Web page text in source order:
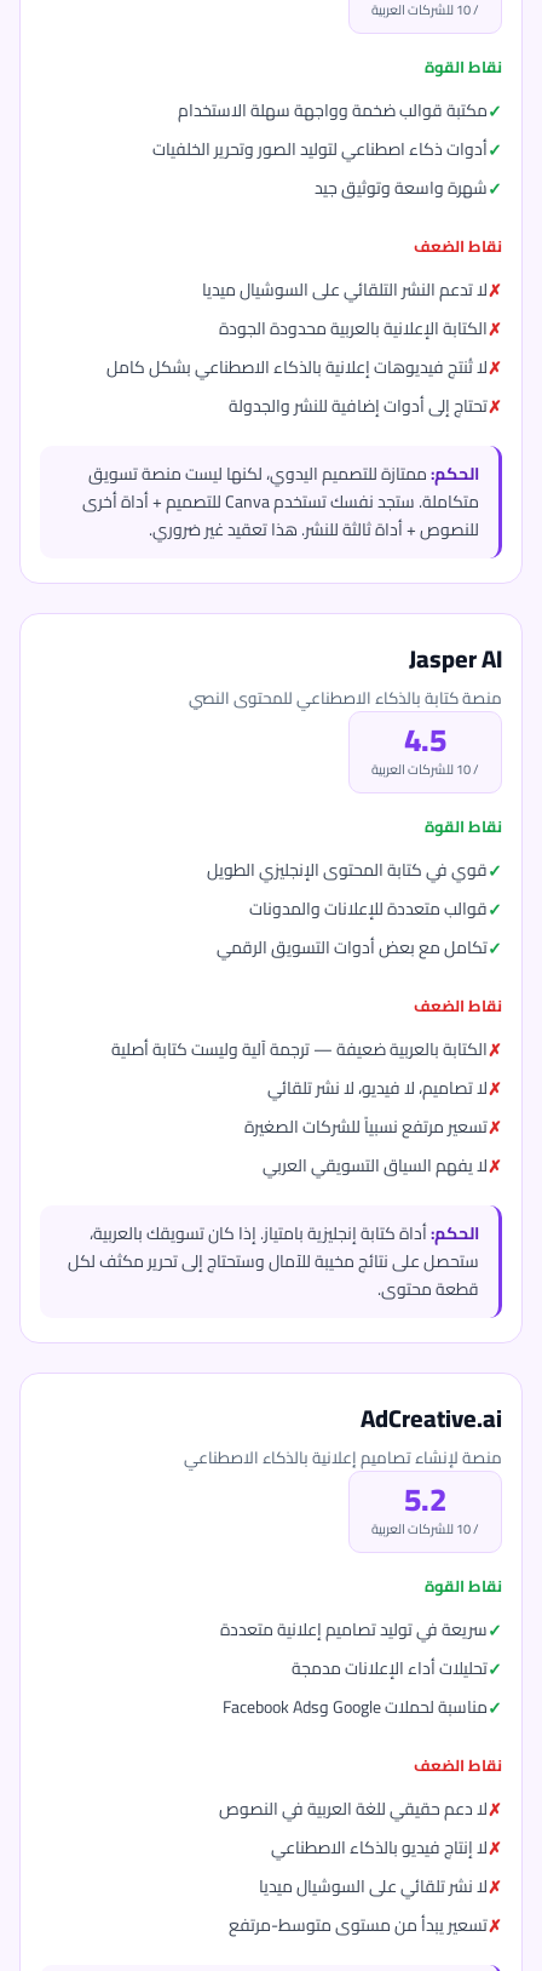
/ 10 للشركات العربية
نقاط القوة
مكتبة قوالب ضخمة وواجهة سهلة الاستخدام
أدوات ذكاء اصطناعي لتوليد الصور وتحرير الخلفيات
شهرة واسعة وتوثيق جيد
نقاط الضعف
لا تدعم النشر التلقائي على السوشيال ميديا
الكتابة الإعلانية بالعربية محدودة الجودة
لا تُنتج فيديوهات إعلانية بالذكاء الاصطناعي بشكل كامل
تحتاج إلى أدوات إضافية للنشر والجدولة
الحكم:ممتازة للتصميم اليدوي، لكنها ليست منصة تسويق
متكاملة. ستجد نفسك تستخدم Canva للتصميم + أداة أخرى
للنصوص + أداة ثالثة للنشر. هذا تعقيد غير ضروري.
Jasper AI
منصة كتابة بالذكاء الاصطناعي للمحتوى النصي
4.5 / 10 للشركات العربية
نقاط القوة
قوي في كتابة المحتوى الإنجليزي الطويل
قوالب متعددة للإعلانات والمدونات
تكامل مع بعض أدوات التسويق الرقمي
نقاط الضعف
الكتابة بالعربية ضعيفة — ترجمة آلية وليست كتابة أصلية
لا تصاميم، لا فيديو، لا نشر تلقائي
تسعير مرتفع نسبياً للشركات الصغيرة
لا يفهم السياق التسويقي العربي
الحكم:أداة كتابة إنجليزية بامتياز. إذا كان تسويقك بالعربية،
ستحصل على نتائج مخيبة للآمال وستحتاج إلى تحرير مكثف لكل
قطعة محتوى.
AdCreative.ai
منصة لإنشاء تصاميم إعلانية بالذكاء الاصطناعي
5.2 / 10 للشركات العربية
نقاط القوة
سريعة في توليد تصاميم إعلانية متعددة
تحليلات أداء الإعلانات مدمجة
مناسبة لحملات Google وFacebook Ads
نقاط الضعف
لا دعم حقيقي للغة العربية في النصوص
لا إنتاج فيديو بالذكاء الاصطناعي
لا نشر تلقائي على السوشيال ميديا
تسعير يبدأ من مستوى متوسط-مرتفع